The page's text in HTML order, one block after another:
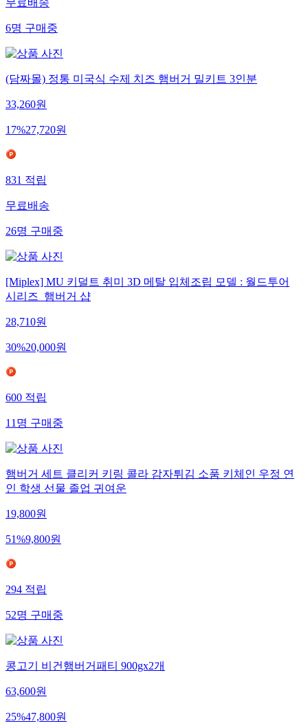
무료배송
6명구매중
(담짜몰) 정통 미국식 수제 치즈 햄버거 밀키트 3인분
33,260원
17%27,720원
831적립
무료배송
26명구매중
[Miplex] MU 키덜트 취미 3D 메탈 입체조립 모델 : 월드투어
시리즈_햄버거 샵
28,710원
30%20,000원
600적립
11명구매중
햄버거 세트 클리커 키링 콜라 감자튀김 소품 키체인 우정 연
인 학생 선물 졸업 귀여운
19,800원
51%9,800원
294적립
52명구매중
콩고기 비건햄버거패티 900gx2개
63,600원
25%47,800원